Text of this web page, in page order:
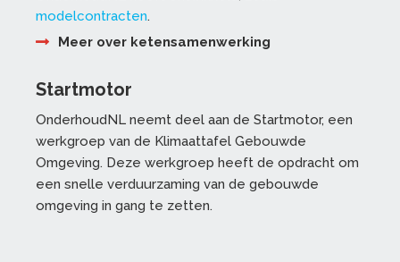
modelcontracten.
Meer over ketensamenwerking
Startmotor
OnderhoudNL neemt deel aan de Startmotor, een
werkgroep van de Klimaattafel Gebouwde
Omgeving. Deze werkgroep heeft de opdracht om
een snelle verduurzaming van de gebouwde
omgeving in gang te zetten.